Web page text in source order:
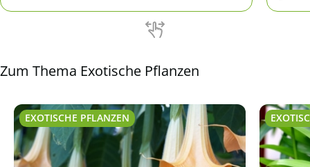
besonders pflegeleicht und robust.
Zum Thema Exotische Pflanzen
EXOTISCHE PFLANZEN